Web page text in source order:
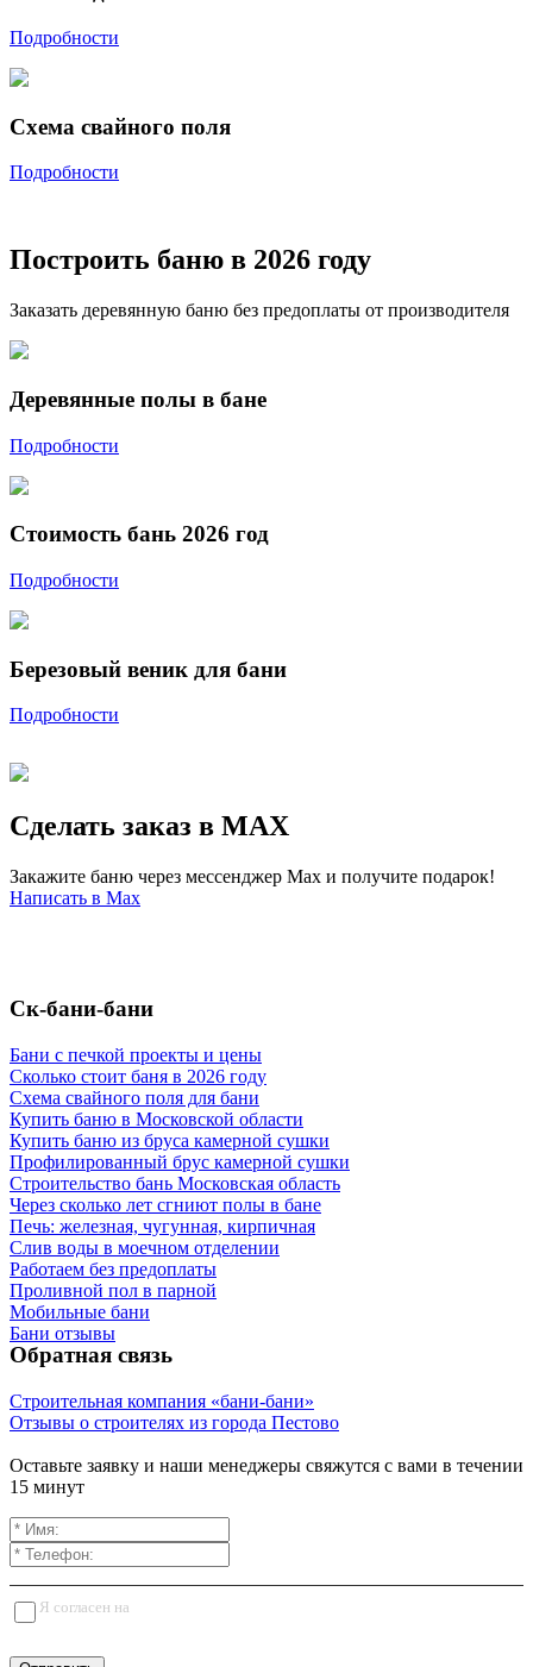
Подробности
Схема свайного поля
Подробности
Построить баню в 2026 году
Заказать деревянную баню без предоплаты от производителя
Деревянные полы в бане
Подробности
Стоимость бань 2026 год
Подробности
Березовый веник для бани
Подробности
Сделать заказ в MAX
Закажите баню через мессенджер Max и получите подарок!
Написать в Max
Ск-бани-бани
Бани с печкой проекты и цены
Сколько стоит баня в 2026 году
Схема свайного поля для бани
Купить баню в Московской области
Купить баню из бруса камерной сушки
Профилированный брус камерной сушки
Строительство бань Московская область
Через сколько лет сгниют полы в бане
Печь: железная, чугунная, кирпичная
Слив воды в моечном отделении
Работаем без предоплаты
Проливной пол в парной
Мобильные бани
Бани отзывы
Обратная связь
Строительная компания «бани-бани»
Отзывы о строителях из города Пестово
Оставьте заявку и наши менеджеры свяжутся с вами в течении
15 минут
Я согласен на